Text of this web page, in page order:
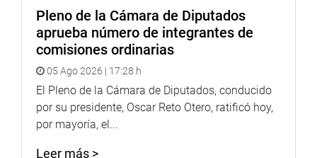
Pleno de la Cámara de Diputados
aprueba número de integrantes de
comisiones ordinarias
05 Ago 2026 | 17:28 h
El Pleno de la Cámara de Diputados, conducido
por su presidente, Oscar Reto Otero, ratificó hoy,
por mayoría, el...
Leer más >